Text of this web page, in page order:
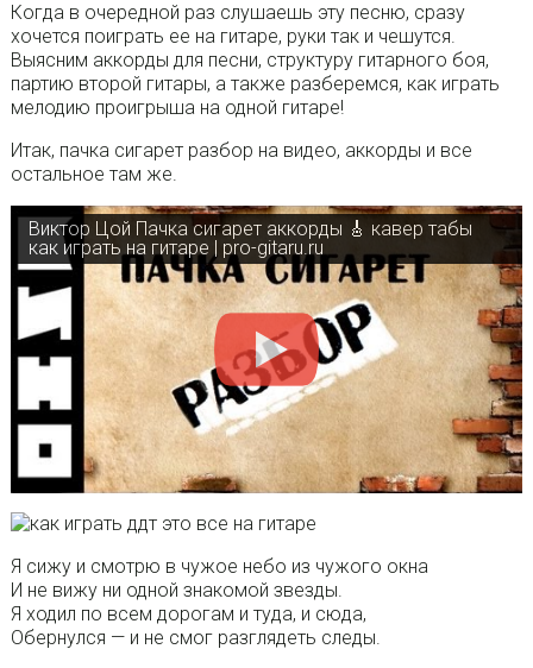
Когда в очередной раз слушаешь эту песню, сразу
хочется поиграть ее на гитаре, руки так и чешутся.
Выясним аккорды для песни, структуру гитарного боя,
партию второй гитары, а также разберемся, как играть
мелодию проигрыша на одной гитаре!
Итак, пачка сигарет разбор на видео, аккорды и все
остальное там же.
Виктор Цой Пачка сигарет аккорды 🎸 кавер табы
как играть на гитаре | pro-gitaru.ru
Я сижу и смотрю в чужое небо из чужого окна
И не вижу ни одной знакомой звезды.
Я ходил по всем дорогам и туда, и сюда,
Обернулся — и не смог разглядеть следы.